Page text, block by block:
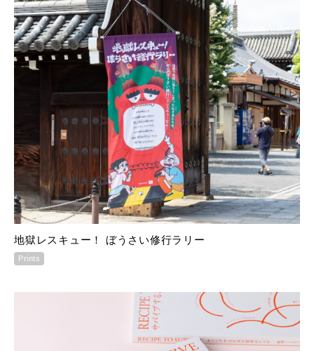
地獄レスキュー！ ぼうさい修行ラリー
Prints